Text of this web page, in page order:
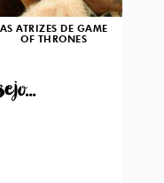
AS ATRIZES DE GAME
OF THRONES